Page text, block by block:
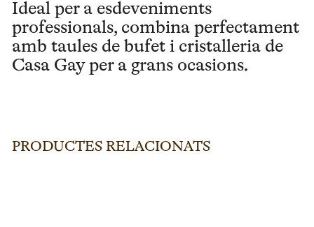
Ideal per a esdeveniments
professionals, combina perfectament
amb taules de bufet i cristalleria de
Casa Gay per a grans ocasions.
PRODUCTES RELACIONATS